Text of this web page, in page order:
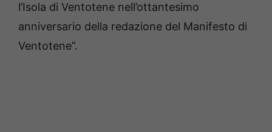
l’Isola di Ventotene nell’ottantesimo
anniversario della redazione del Manifesto di
Ventotene”.